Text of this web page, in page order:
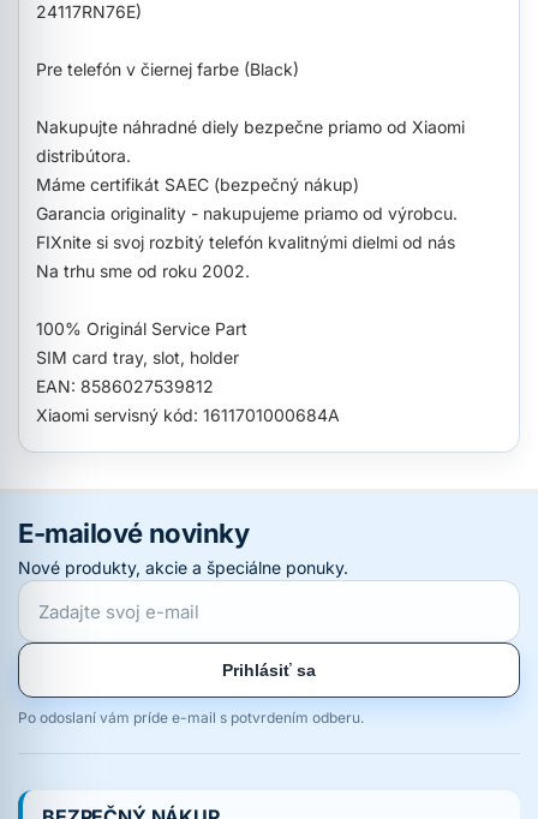
24117RN76E)
Pre telefón v čiernej farbe (Black)
Nakupujte náhradné diely bezpečne priamo od Xiaomi
distribútora.
Máme certifikát SAEC (bezpečný nákup)
Garancia originality - nakupujeme priamo od výrobcu.
FIXnite si svoj rozbitý telefón kvalitnými dielmi od nás
Na trhu sme od roku 2002.
100% Originál Service Part
SIM card tray, slot, holder
EAN: 8586027539812
Xiaomi servisný kód: 1611701000684A
E-mailové novinky
Nové produkty, akcie a špeciálne ponuky.
Prihlásiť sa
Po odoslaní vám príde e-mail s potvrdením odberu.